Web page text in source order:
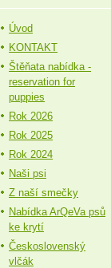
Úvod
KONTAKT
Štěňata nabídka -
reservation for
puppies
Rok 2026
Rok 2025
Rok 2024
Naši psi
Z naší smečky
Nabídka ArQeVa psů
ke krytí
Československý
vlčák